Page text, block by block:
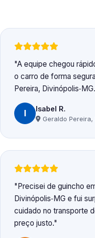
A equipe chegou
o carro de forma
Pereira,
I Isabel R.
Geraldo Pereira,
Precisei de guincho
Divinópolis‑MG e fui
cuidado no transporte
preço justo.